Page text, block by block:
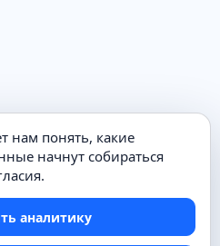
нам понять, какие
начнут собираться
аналитику